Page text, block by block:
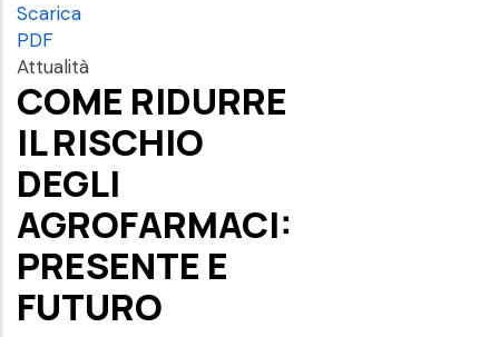
Scarica
PDF
Attualità
COME RIDURRE
IL RISCHIO
DEGLI
AGROFARMACI:
PRESENTE E
FUTURO